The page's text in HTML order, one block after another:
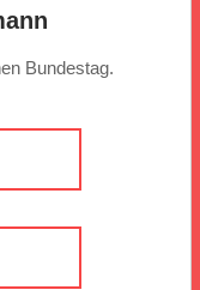
Bundestag.